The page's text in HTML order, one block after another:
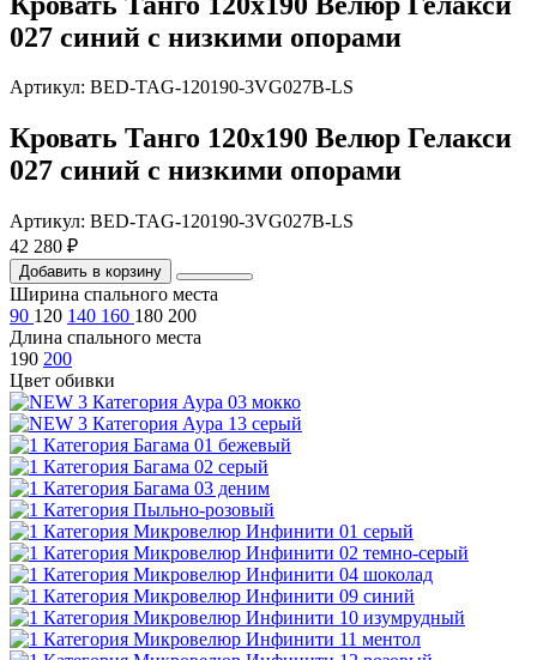
027 синий с низкими опорами
Артикул: BED-TAG-120190-3VG027B-LS
Кровать Танго 120х190 Велюр Гелакси
027 синий с низкими опорами
Артикул: BED-TAG-120190-3VG027B-LS
42 280 ₽
Добавить в корзину
Ширина спального места
90 120 140 160 180 200
Длина спального места
190 200
Цвет обивки